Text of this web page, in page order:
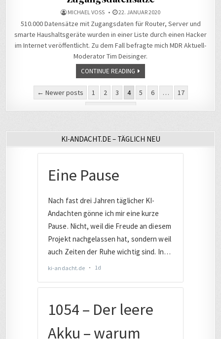
MICHAEL VOSS 22. JANUAR 2020
510.000 Datensätze mit Zugangsdaten für Router, Server und
smarte Haushaltsgeräte wurden in einer Liste durch einen Hacker
im Internet veröffentlicht. Zu dem Fall befragte mich MDR Aktuell-
Moderator Tim Deisinger.
CONTINUE READING
Seitennummerierung
der
← Newer posts 1 2 3 4 5 6 …
17
Older posts →
KI-ANDACHT.DE – TÄGLICH NEU